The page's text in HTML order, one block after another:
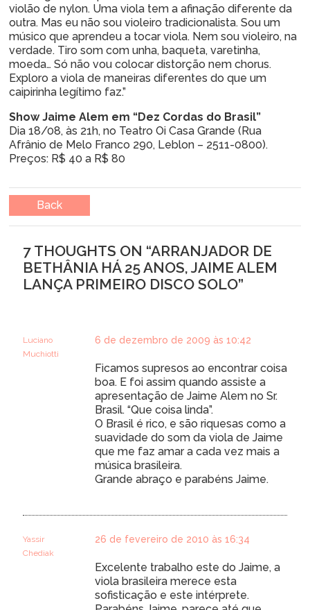
violão de nylon. Uma viola tem a afinação diferente da
outra. Mas eu não sou violeiro tradicionalista. Sou um
músico que aprendeu a tocar viola. Nem sou violeiro, na
verdade. Tiro som com unha, baqueta, varetinha,
moeda… Só não vou colocar distorção nem chorus.
Exploro a viola de maneiras diferentes do que um
caipirinha legítimo faz.”
Show Jaime Alem em “Dez Cordas do Brasil”
Dia 18/08, às 21h, no Teatro Oi Casa Grande (Rua
Afrânio de Melo Franco 290, Leblon – 2511-0800).
Preços: R$ 40 a R$ 80
Back
7 THOUGHTS ON “ARRANJADOR DE
BETHÂNIA HÁ 25 ANOS, JAIME ALEM
LANÇA PRIMEIRO DISCO SOLO”
Luciano
Muchiotti
6 de dezembro de 2009 às 10:42
Ficamos supresos ao encontrar coisa
boa. E foi assim quando assiste a
apresentação de Jaime Alem no Sr.
Brasil. “Que coisa linda”.
O Brasil é rico, e são riquesas como a
suavidade do som da viola de Jaime
que me faz amar a cada vez mais a
música brasileira.
Grande abraço e parabéns Jaime.
Yassir
Chediak
26 de fevereiro de 2010 às 16:34
Excelente trabalho este do Jaime, a
viola brasileira merece esta
sofisticação e este intérprete.